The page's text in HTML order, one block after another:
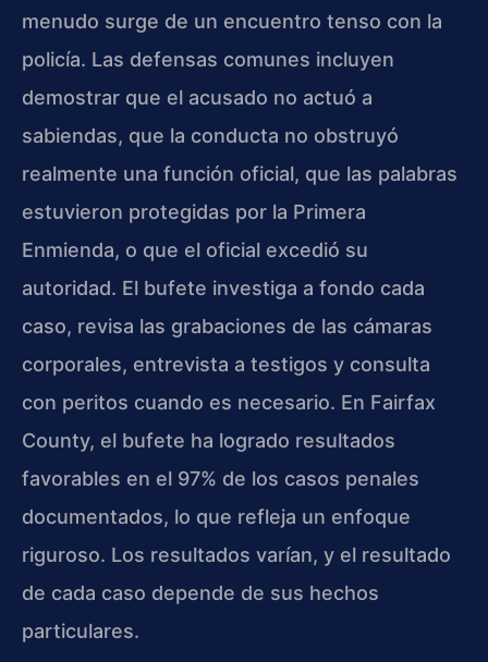
menudo surge de un encuentro tenso con la
policía. Las defensas comunes incluyen
demostrar que el acusado no actuó a
sabiendas, que la conducta no obstruyó
realmente una función oficial, que las palabras
estuvieron protegidas por la Primera
Enmienda, o que el oficial excedió su
autoridad. El bufete investiga a fondo cada
caso, revisa las grabaciones de las cámaras
corporales, entrevista a testigos y consulta
con peritos cuando es necesario. En Fairfax
County, el bufete ha logrado resultados
favorables en el 97% de los casos penales
documentados, lo que refleja un enfoque
riguroso. Los resultados varían, y el resultado
de cada caso depende de sus hechos
particulares.